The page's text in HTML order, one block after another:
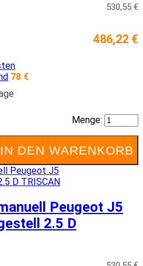
530,55 €
486,22 €
78 €
Menge:
IN DEN WARENKORB
Peugeot J5
2.5 D